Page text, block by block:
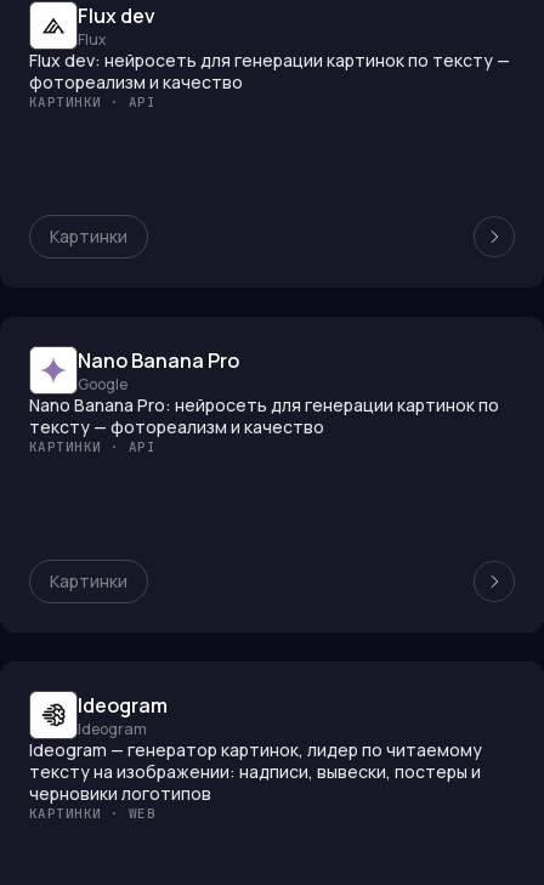
Flux dev
Flux
Flux dev: нейросеть для генерации картинок по тексту —
фотореализм и качество
КАРТИНКИ · API
Картинки
Nano Banana Pro
Google
Nano Banana Pro: нейросеть для генерации картинок по
тексту — фотореализм и качество
КАРТИНКИ · API
Картинки
Ideogram
Ideogram
Ideogram — генератор картинок, лидер по читаемому
тексту на изображении: надписи, вывески, постеры и
черновики логотипов
КАРТИНКИ · WEB